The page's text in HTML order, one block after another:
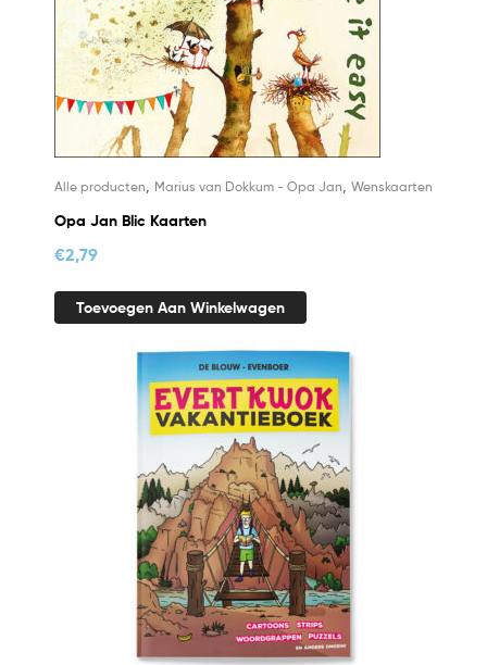
Alle producten Marius van Dokkum - Opa Jan Wenskaarten
Opa Jan Blic Kaarten
€2,79
Toevoegen Aan Winkelwagen